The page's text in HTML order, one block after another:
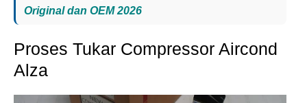
Original dan OEM 2026
Proses Tukar Compressor Aircond
Alza